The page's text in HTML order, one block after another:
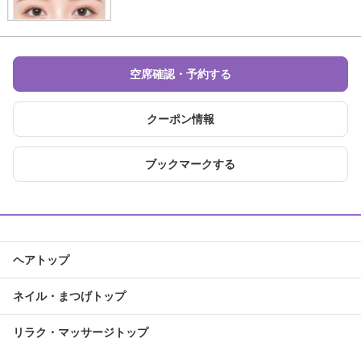
空席確認・予約する
クーポン情報
ブックマークする
ヘアトップ
ネイル・まつげトップ
リラク・マッサージトップ